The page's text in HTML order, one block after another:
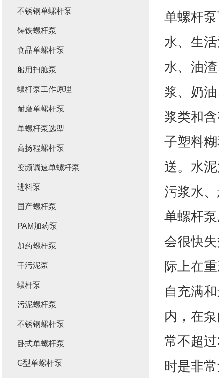
单螺杆
水、生
水、油
浆、奶
浆类和
子塑料
送。水
污浆水
单螺杆
会很快
际上在
自充满
内，在
常不超
时是非
不锈钢单螺杆泵
铸铁螺杆泵
食品单螺杆泵
船用扫舱泵
螺杆泵工作原理
耐磨单螺杆泵
单螺杆泵选型
高扬程螺杆泵
变频调速单螺杆泵
进料泵
国产螺杆泵
PAM加药泵
加药螺杆泵
干污泥泵
螺杆泵
污泥螺杆泵
不锈钢螺杆泵
卧式单螺杆泵
G型单螺杆泵